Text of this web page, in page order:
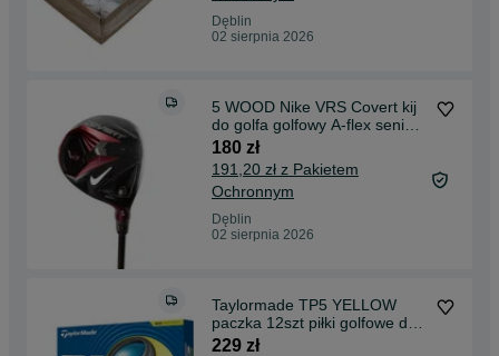
Dęblin
02 sierpnia 2026
5 WOOD Nike VRS Covert kij
do golfa golfowy A-flex senior
regulowany
180 zł
191,20 zł z Pakietem
Ochronnym
Dęblin
02 sierpnia 2026
Taylormade TP5 YELLOW
paczka 12szt piłki golfowe do
golfa ŻÓŁTE soft
229 zł